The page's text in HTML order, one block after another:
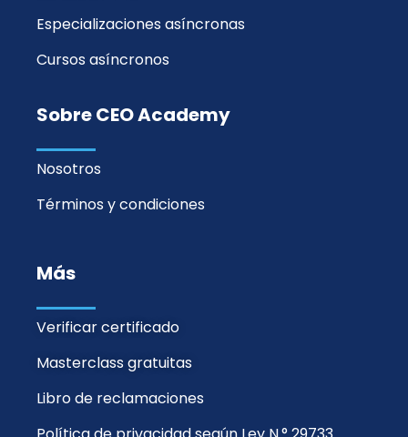
Especializaciones asíncronas
Cursos asíncronos
Sobre CEO Academy
Nosotros
Términos y condiciones
Más
Verificar certificado
Masterclass gratuitas
Libro de reclamaciones